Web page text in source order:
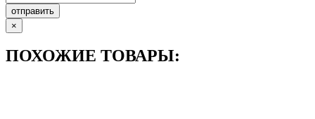
отправить
×
ПОХОЖИЕ ТОВАРЫ: